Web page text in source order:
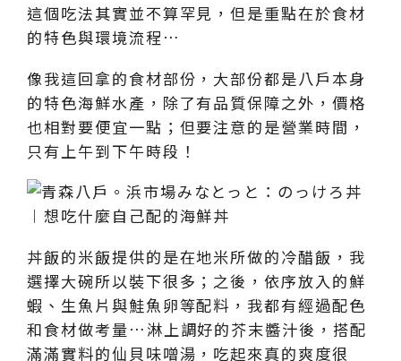
這個吃法其實並不算罕見，但是重點在於食材
的特色與環境流程…
像我這回拿的食材部份，大部份都是八戶本身
的特色海鮮水產，除了有品質保障之外，價格
也相對要便宜一點；但要注意的是營業時間，
只有上午到下午時段！
丼飯的米飯提供的是在地米所做的冷醋飯，我
選擇大碗所以裝下很多；之後，依序放入的鮮
蝦、生魚片與鮭魚卵等配料，我都有經過配色
和食材做考量…淋上調好的芥末醬汁後，搭配
滿滿實料的仙貝味噌湯，吃起來真的爽度很